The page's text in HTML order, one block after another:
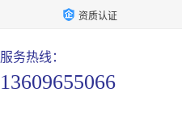
资质认证
服务热线：
13609655066